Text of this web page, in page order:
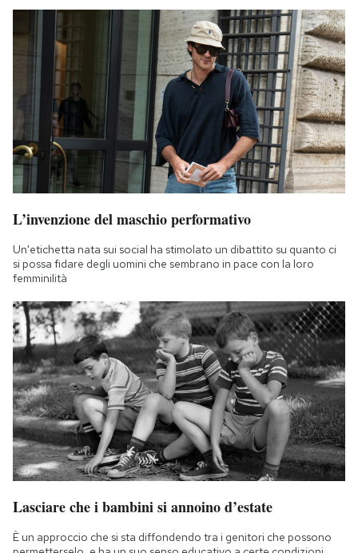
L’invenzione del maschio performativo
Un'etichetta nata sui social ha stimolato un dibattito su quanto ci
si possa fidare degli uomini che sembrano in pace con la loro
femminilità
Lasciare che i bambini si annoino d’estate
È un approccio che si sta diffondendo tra i genitori che possono